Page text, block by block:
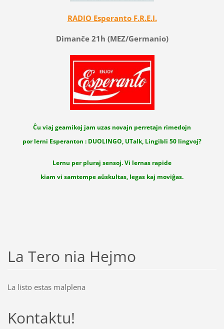
RADIO Esperanto F.R.E.I.
Dimanĉe 21h (MEZ/Germanio)
Ĉu viaj geamikoj jam uzas novajn perretajn rimedojn
por lerni Esperanton : DUOLINGO, UTalk, Lingibli 50 lingvoj?
Lernu per pluraj sensoj. Vi lernas rapide
kiam vi samtempe aŭskultas, legas kaj moviĝas.
La Tero nia Hejmo
La listo estas malplena
Kontaktu!